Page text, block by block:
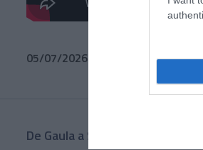
05/07/2026
De Gaula a São Bento